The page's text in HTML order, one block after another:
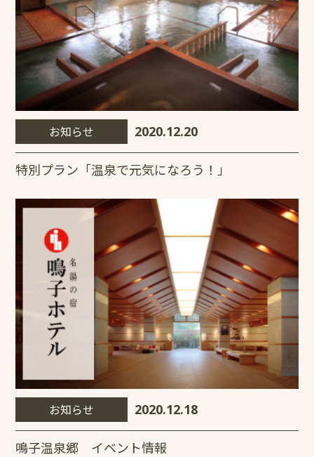
お知らせ 2020.12.20
特別プラン「温泉で元気になろう！」
お知らせ 2020.12.18
鳴子温泉郷 イベント情報